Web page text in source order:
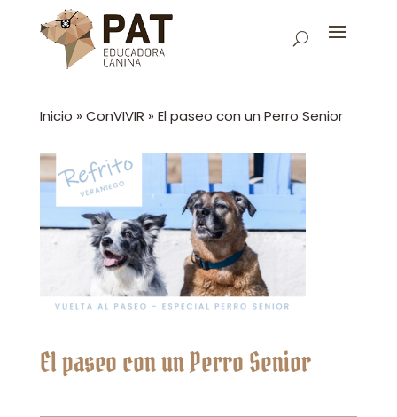
Inicio » ConVIVIR » El paseo con un Perro Senior
El paseo con un Perro Senior